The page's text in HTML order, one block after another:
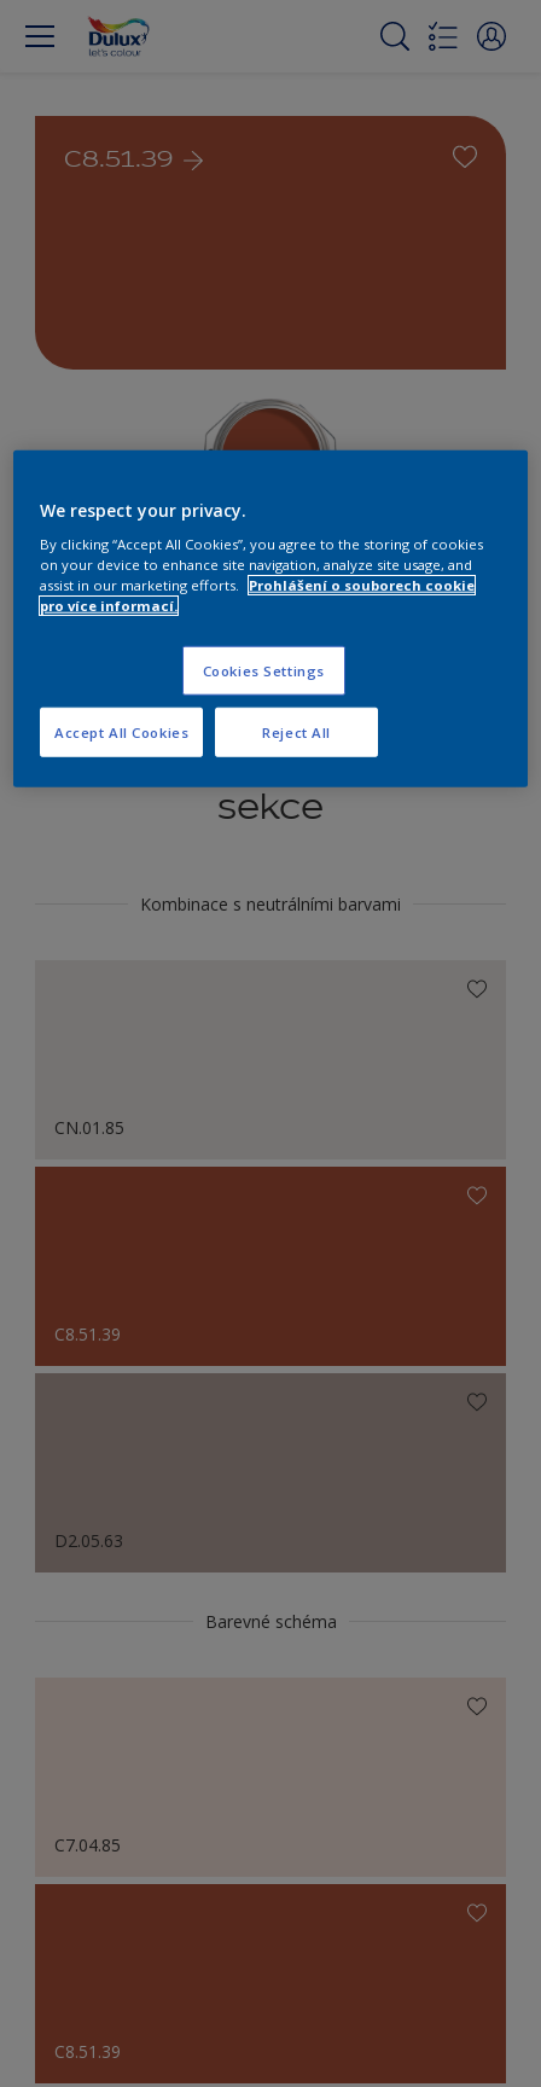
C8.51.39
Najít výrobek v tomto odstínu
Koordinovat barevné
sekce
Kombinace s neutrálními barvami
CN.01.85
C8.51.39
D2.05.63
Barevné schéma
C7.04.85
C8.51.39
We respect your privacy.
By clicking “Accept All Cookies”, you agree to the storing of cookies
on your device to enhance site navigation, analyze site usage, and
assist in our marketing efforts.
Prohlášení o souborech cookie
pro více informací.
Cookies Settings
Reject All
Accept All Cookies